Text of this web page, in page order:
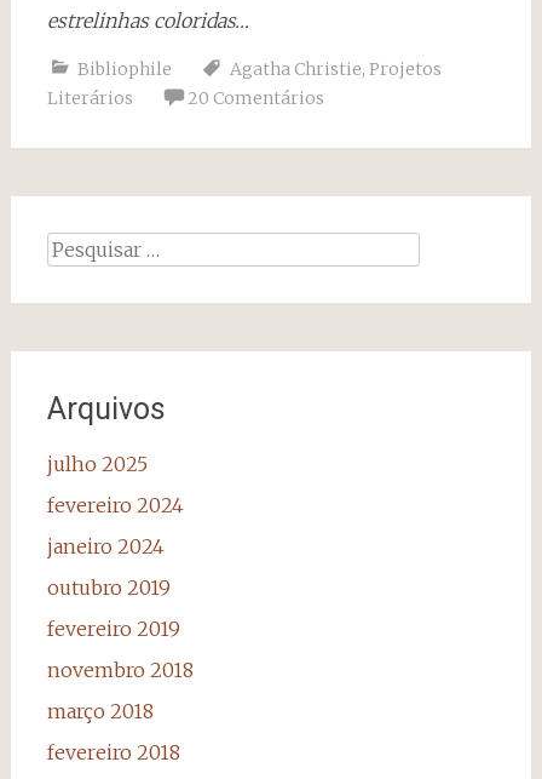
estrelinhas coloridas…
Bibliophile Agatha Christie, Projetos
Literários
20 Comentários
Pesquisar
por:
Arquivos
julho 2025
fevereiro 2024
janeiro 2024
outubro 2019
fevereiro 2019
novembro 2018
março 2018
fevereiro 2018